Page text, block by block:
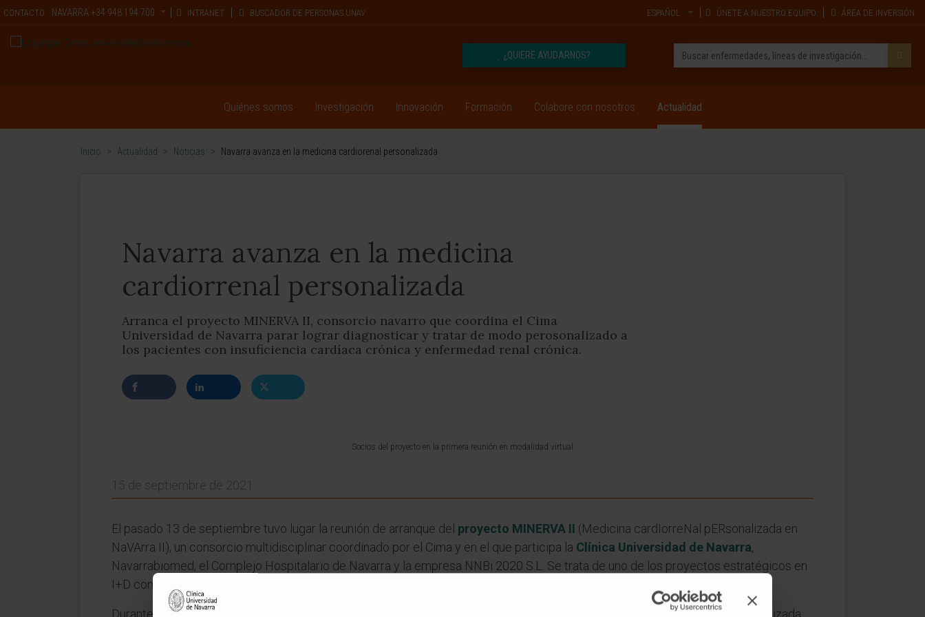
CONTACTO NAVARRA +34 948 194 700 INTRANET BUSCADOR DE PERSONAS UNAV ESPAÑOL ÚNETE A NUESTRO EQUIPO ÁREA DE INVERSIÓN
¿QUIERE AYUDARNOS?
Quiénes somos Investigación Innovación Formación Colabore con nosotros Actualidad
Inicio > Actualidad > Noticias > Navarra avanza en la medicina cardiorenal personalizada
Navarra avanza en la medicina
cardiorrenal personalizada
Arranca el proyecto MINERVA II, consorcio navarro que coordina el Cima
Universidad de Navarra parar lograr diagnosticar y tratar de modo perosonalizado a
los pacientes con insuficiencia cardíaca crónica y enfermedad renal crónica.
Socios del proyecto en la primera reunión en modalidad virtual
15 de septiembre de 2021
El pasado 13 de septiembre tuvo lugar la reunión de arranque del proyecto MINERVA II (Medicina cardIorreNal pERsonalizada en
NaVArra II), un consorcio multidisciplinar coordinado por el Cima y en el que participa la Clínica Universidad de Navarra,
Navarrabiomed, el Complejo Hospitalario de Navarra y la empresa NNBi 2020 S.L. Se trata de uno de los proyectos estratégicos en
I+D concedidos por el Gobierno de Navarra en su convocatoria de 2021.
Durante esta primera reunión, se recordaron los principales logros obtenidos en la primera fase de este proyecto
ya finalizada,